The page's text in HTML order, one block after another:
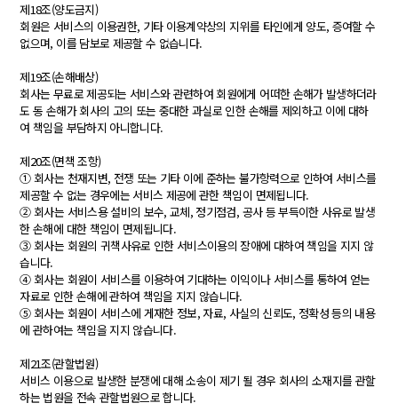
제18조(양도금지)
회원은 서비스의 이용권한, 기타 이용계약상의 지위를 타인에게 양도, 증여할 수
없으며, 이를 담보로 제공할 수 없습니다.
제19조(손해배상)
회사는 무료로 제공되는 서비스와 관련하여 회원에게 어떠한 손해가 발생하더라
도 동 손해가 회사의 고의 또는 중대한 과실로 인한 손해를 제외하고 이에 대하
여 책임을 부담하지 아니합니다.
제20조(면책 조항)
① 회사는 천재지변, 전쟁 또는 기타 이에 준하는 불가항력으로 인하여 서비스를
제공할 수 없는 경우에는 서비스 제공에 관한 책임이 면제됩니다.
② 회사는 서비스용 설비의 보수, 교체, 정기점검, 공사 등 부득이한 사유로 발생
한 손해에 대한 책임이 면제됩니다.
③ 회사는 회원의 귀책사유로 인한 서비스이용의 장애에 대하여 책임을 지지 않
습니다.
④ 회사는 회원이 서비스를 이용하여 기대하는 이익이나 서비스를 통하여 얻는
자료로 인한 손해에 관하여 책임을 지지 않습니다.
⑤ 회사는 회원이 서비스에 게재한 정보, 자료, 사실의 신뢰도, 정확성 등의 내용
에 관하여는 책임을 지지 않습니다.
제21조(관할법원)
서비스 이용으로 발생한 분쟁에 대해 소송이 제기 될 경우 회사의 소재지를 관할
하는 법원을 전속 관할법원으로 합니다.